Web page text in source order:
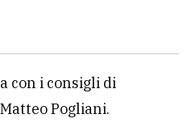
con i consigli di
Pogliani.